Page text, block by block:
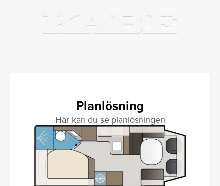
Planlösning
Här kan du se planlösningen